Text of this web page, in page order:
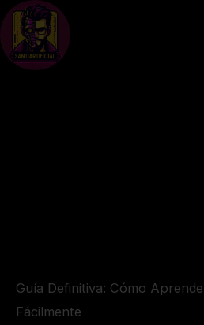
Ir
contenido
Guía Definitiva: Cómo
Fácilmente